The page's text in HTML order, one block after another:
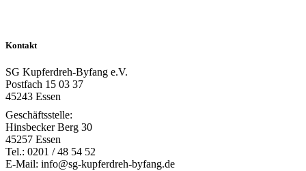
Kontakt
SG Kupferdreh-Byfang e.V.
Postfach 15 03 37
45243 Essen
Geschäftsstelle:
Hinsbecker Berg 30
45257 Essen
Tel.: 0201 / 48 54 52
E-Mail: info@sg-kupferdreh-byfang.de